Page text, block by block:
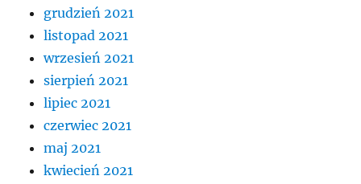
grudzień 2021
listopad 2021
wrzesień 2021
sierpień 2021
lipiec 2021
czerwiec 2021
maj 2021
kwiecień 2021